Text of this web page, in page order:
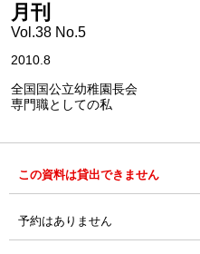
月刊
Vol.38 No.5
2010.8
全国国公立幼稚園長会
専門職としての私
この資料は貸出できません
予約はありません